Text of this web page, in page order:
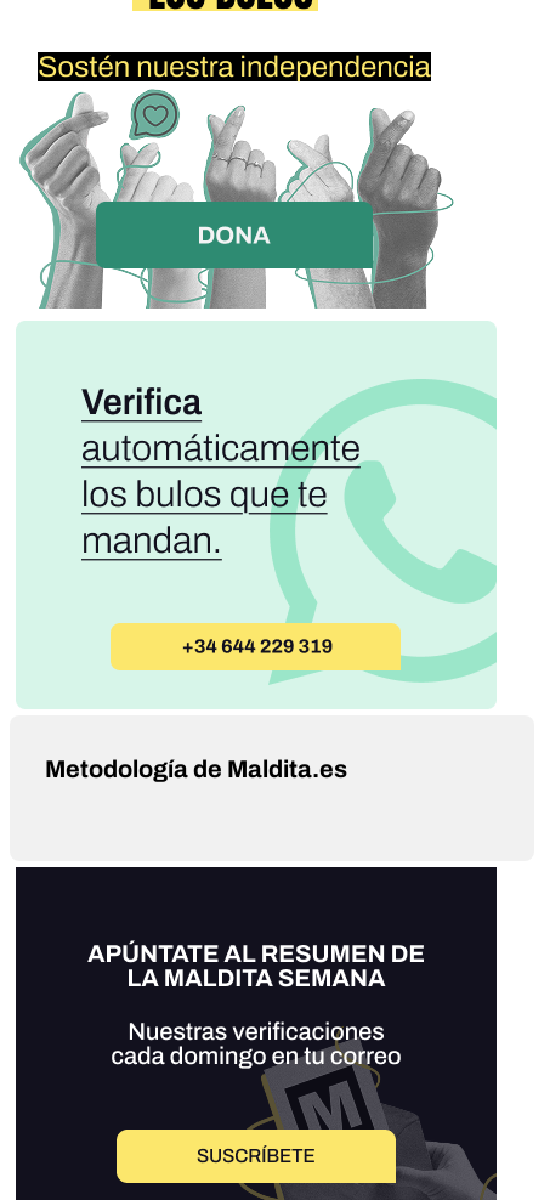
Metodología de Maldita.es